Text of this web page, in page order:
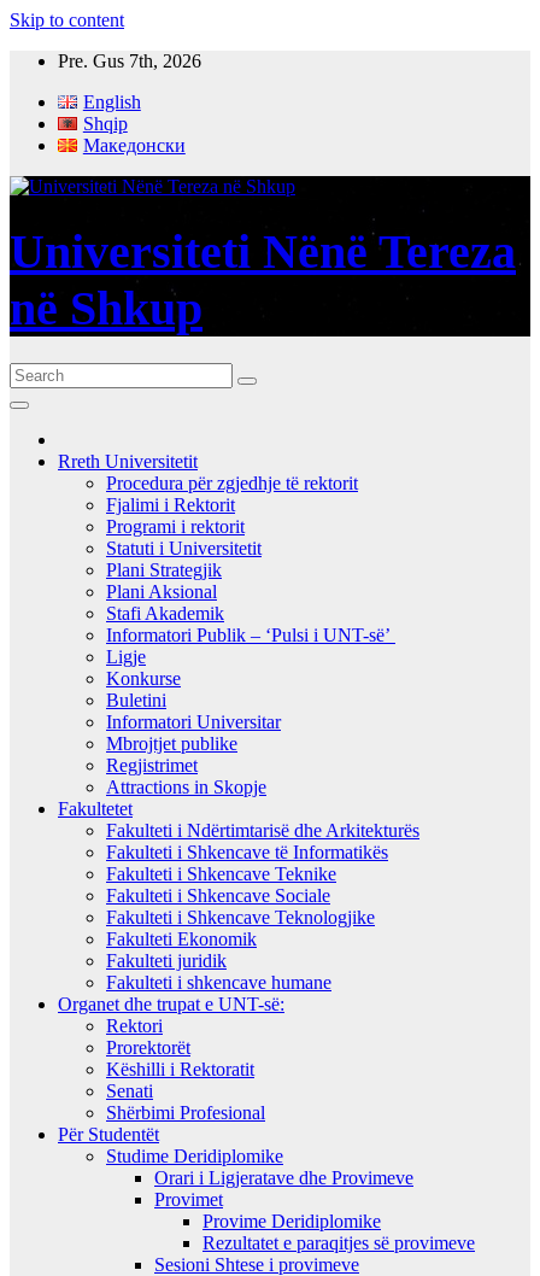
Skip to content
Pre. Gus 7th, 2026
English
Shqip
Македонски
Universiteti Nënë Tereza
në Shkup
Rreth Universitetit
Procedura për zgjedhje të rektorit
Fjalimi i Rektorit
Programi i rektorit
Statuti i Universitetit
Plani Strategjik
Plani Aksional
Stafi Akademik
Informatori Publik – ‘Pulsi i UNT-së’
Ligje
Konkurse
Buletini
Informatori Universitar
Mbrojtjet publike
Regjistrimet
Attractions in Skopje
Fakultetet
Fakulteti i Ndërtimtarisë dhe Arkitekturës
Fakulteti i Shkencave të Informatikës
Fakulteti i Shkencave Teknike
Fakulteti i Shkencave Sociale
Fakulteti i Shkencave Teknologjike
Fakulteti Ekonomik
Fakulteti juridik
Fakulteti i shkencave humane
Organet dhe trupat e UNT-së:
Rektori
Prorektorët
Këshilli i Rektoratit
Senati
Shërbimi Profesional
Për Studentët
Studime Deridiplomike
Orari i Ligjeratave dhe Provimeve
Provimet
Provime Deridiplomike
Rezultatet e paraqitjes së provimeve
Sesioni Shtese i provimeve